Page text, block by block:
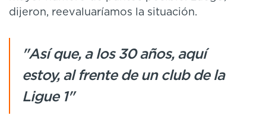
dijeron, reevaluaríamos la situación.
"Así que, a los 30 años, aquí
estoy, al frente de un club de la
Ligue 1"